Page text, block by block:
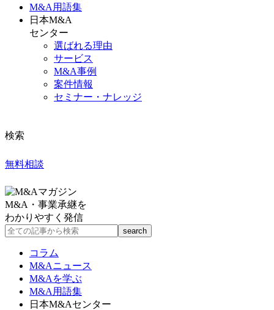
M&A 用語集
日本M&A
センター
選ばれる理由
サービス
M&A事例
案件情報
セミナー・ナレッジ
検索
無料相談
M&A・事業承継を
わかりやすく発信
コラム
M&Aニュース
M&Aを学ぶ
M&A用語集
日本M&Aセンター